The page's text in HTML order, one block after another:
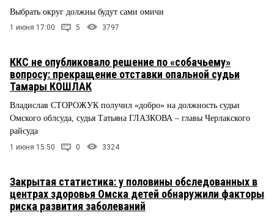
Выбрать округ должны будут сами омичи
1 июня 17:00 5 3797
ККС не опубликовало решение по «собачьему»
вопросу: прекращение отставки опальной судьи
Тамары КОШЛАК
Владислав СТОРОЖУК получил «добро» на должность судьи
Омского облсуда, судья Татьяна ГЛАЗКОВА – главы Черлакского
райсуда
1 июня 15:50 0 3324
Закрытая статистика: у половины обследованных в
центрах здоровья Омска детей обнаружили факторы
риска развития заболеваний